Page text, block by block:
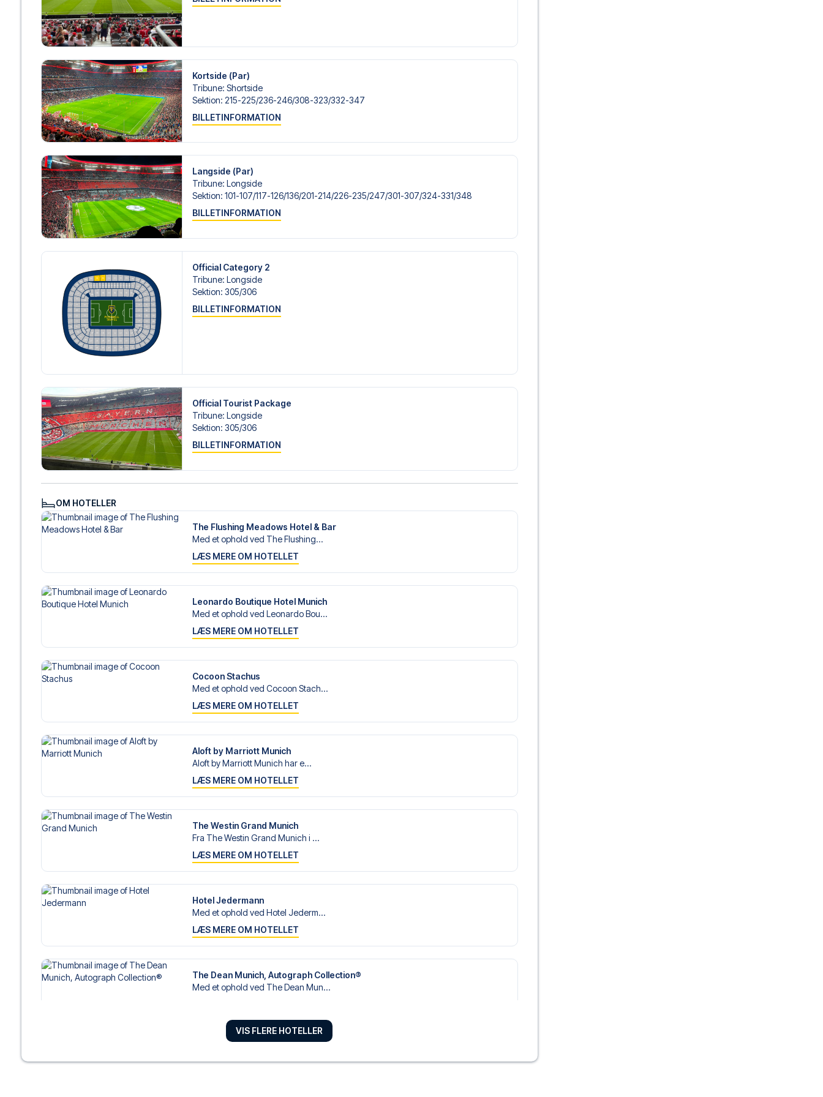
passer dig bedst. Hvis du foretrækker et specifikt hotel, som vi ikke tilbyder, så kontakt os, og vi vil se, hvad vi kan
gøre.
Vi tilbyder fodboldpakker til Bayern München både med og uden fly, så du selv kan vælge at stå for
flyplanlægningen, hvis du ønsker dette.
Hvis du derimod vælger en af vores komplette pakker inklusive fly, vil du modtage al den nødvendige information
om check-in procedurer og flydetaljer sammen med dine rejsedokumenter, så du kan rejse afsted med ro i sindet
og fokusere på at nyde fodboldoplevelsen.
Sikker booking og personlig service
Din sikkerhed og oplevelse er vores højeste prioritet. Vi sørger for en problemfri bestillingsproces i forbindelse med
din fodboldpakke og står klar med personlig service både før og under rejsen. Vi er tilgængelige på
Er du klar til at rejse til Munich og opleve stjernerne fra Bayern München på Allianz Arena i 1. Bundesliga? Kontakt os
i dag, og lad os hjælpe dig med at realisere din drøm om en fodboldtur.
Kortside (Par)
Tribune: Shortside
Sektion: 215-225/​236-246/​308-323/​332-347
BILLETINFORMATION
Langside (Par)
Tribune: Longside
Sektion: 101-107/​117-126/​136/​201-214/​226-235/​247/​301-307/​324-331/​348
BILLETINFORMATION
Official Category 2
Tribune: Longside
Sektion: 305/​306
BILLETINFORMATION
Official Tourist Package
Tribune: Longside
Sektion: 305/​306
BILLETINFORMATION
OM HOTELLER
The Flushing Meadows Hotel & Bar
Med et ophold ved The Flushing...
LÆS MERE OM HOTELLET
Leonardo Boutique Hotel Munich
Med et ophold ved Leonardo Bou...
LÆS MERE OM HOTELLET
Cocoon Stachus
Med et ophold ved Cocoon Stach...
LÆS MERE OM HOTELLET
Aloft by Marriott Munich
Aloft by Marriott Munich har e...
LÆS MERE OM HOTELLET
The Westin Grand Munich
Fra The Westin Grand Munich i ...
LÆS MERE OM HOTELLET
Hotel Jedermann
Med et ophold ved Hotel Jederm...
LÆS MERE OM HOTELLET
The Dean Munich, Autograph Collection®
Med et ophold ved The Dean Mun...
VIS FLERE HOTELLER